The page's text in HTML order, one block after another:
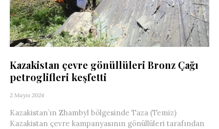
Kazakistan çevre gönüllüleri Bronz Çağı
petroglifleri keşfetti
2 Mayıs 2024
Kazakistan’ın Zhambyl bölgesinde Taza (Temiz)
Kazakistan çevre kampanyasının gönüllüleri tarafından